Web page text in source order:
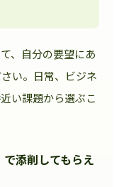
、自分の要望にあ
い。日常、ビジネ
い課題から選ぶこ
添削してもらえ